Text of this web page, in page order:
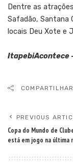
Dentre as
Safadão, Santana
locais Deu Xote e
ItapebiAcontece
COMPARTILHAR
PREVIOUS
Copa do Mundo de
está em jogo na última